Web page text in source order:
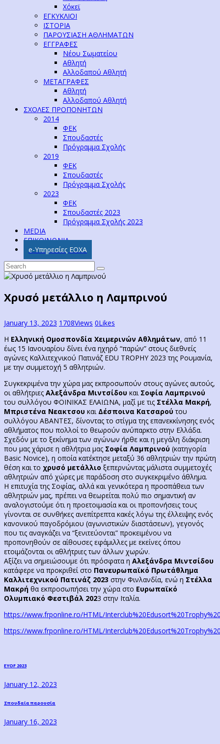
Χόκεϊ
ΕΓΚΥΚΛΙΟΙ
ΙΣΤΟΡΙΑ
ΠΑΡΟΥΣΙΑΣΗ ΑΘΛΗΜΑΤΩΝ
ΕΓΓΡΑΦΕΣ
Νέου Σωματείου
Αθλητή
Αλλοδαπού Αθλητή
ΜΕΤΑΓΡΑΦΕΣ
Αθλητή
Αλλοδαπού Αθλητή
ΣΧΟΛΕΣ ΠΡΟΠΟΝΗΤΩΝ
2014
ΦΕΚ
Σπουδαστές
Πρόγραμμα Σχολής
2019
ΦΕΚ
Σπουδαστές
Πρόγραμμα Σχολής
2023
ΦΕΚ
Σπουδαστές 2023
Πρόγραμμα Σχολής 2023
MEDIA
ΕΠΙΚΟΙΝΩΝΙΑ
e-Υπηρεσίες ΕΟΧΑ
Χρυσό μετάλλιο η Λαμπρινού
January 13, 2023 1708Views 0Likes
Η Ελληνική Ομοσπονδία Χειμερινών Αθλημάτων, από 11
έως 15 Ιανουαρίου δίνει ένα ηχηρό “παρών” στους διεθνείς
αγώνες Καλλιτεχνικού Πατινάζ EDU TROPHY 2023 της Ρουμανία,
με την συμμετοχή 5 αθλητριών.
Συγκεκριμένα την χώρα μας εκπροσωπούν στους αγώνες αυτούς,
οι αθλήτριες Αλεξάνδρα Μιντσίδου και Σοφία Λαμπρινού
του συλλόγου ΦΟΙΝΙΚΑΣ ΕΛΑΙΩΝΑ, μαζί με τις Στέλλα Μακρή,
Μπριστένα Νεακτσου και Δέσποινα Κατσαρούτου
συλλόγου ΑΒΑΝΤΕΣ, δίνοντας το στίγμα της επανεκκίνησης ενός
αθλήματος που πολλοί το θεωρούν ανύπαρκτο στην Ελλάδα.
Σχεδόν με το ξεκίνημα των αγώνων ήρθε και η μεγάλη διάκριση
που μας χάρισε η αθλήτρια μας Σοφία Λαμπρινού (κατηγορία
Basic Novice), η οποία κατέκτησε μεταξύ 36 αθλητριών την πρώτη
θέση και το χρυσό μετάλλιο ξεπερνώντας μάλιστα συμμετοχές
αθλητριών από χώρες με παράδοση στο συγκεκριμένο άθλημα.
Η επιτυχία της Σοφίας, αλλά και γενικότερα η προσπάθεια των
αθλητριών μας, πρέπει να θεωρείται πολύ πιο σημαντική αν
αναλογιστούμε ότι η προετοιμασία και οι προπονήσεις τους
γίνονται σε συνθήκες ανεπίτρεπτα κακές λόγω της έλλειψης ενός
κανονικού παγοδρόμιου (αγωνιστικών διαστάσεων), γεγονός
που τις αναγκάζει να “ξενιτεύονται” προκειμένου να
προπονηθούν σε αίθουσες εφάμιλλες με εκείνες όπου
ετοιμάζονται οι αθλήτριες των άλλων χωρών.
Αξίζει να σημειώσουμε ότι πρόσφατα η Αλεξάνδρα Μιντσίδου
κατάφερε να προκριθεί στο Πανευρωπαϊκό Πρωτάθλημα
Καλλιτεχνικού Πατινάζ 2023 στην Φινλανδία, ενώ η Στέλλα
Μακρή θα εκπροσωπήσει την χώρα στο Ευρωπαϊκό
Ολυμπιακό Φεστιβάλ 2023 στην Ιταλία.
https://www.frponline.ro/HTML/
https://www.frponline.ro/HTML/
Post
navigation
Previous
ΕΥΟF 2023
January 12, 2023
Next
Σπουδαία παρουσία
January 16, 2023